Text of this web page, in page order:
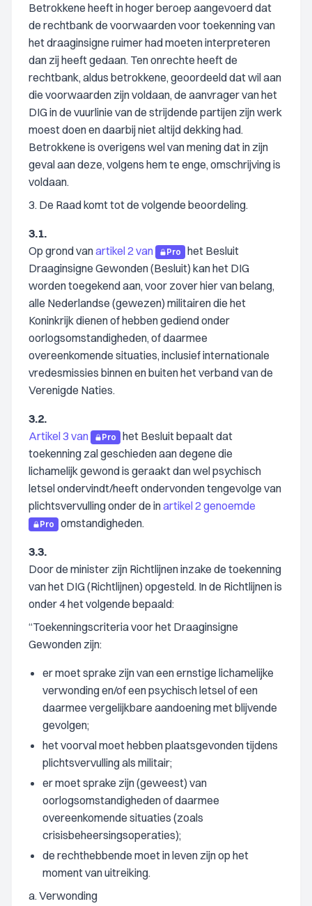
Betrokkene heeft in hoger beroep aangevoerd dat
de rechtbank de voorwaarden voor toekenning van
het draaginsigne ruimer had moeten interpreteren
dan zij heeft gedaan. Ten onrechte heeft de
rechtbank, aldus betrokkene, geoordeeld dat wil aan
die voorwaarden zijn voldaan, de aanvrager van het
DIG in de vuurlinie van de strijdende partijen zijn werk
moest doen en daarbij niet altijd dekking had.
Betrokkene is overigens wel van mening dat in zijn
geval aan deze, volgens hem te enge, omschrijving is
voldaan.
3. De Raad komt tot de volgende beoordeling.
3.1.
Op grond vanartikel 2 van Pro
het Besluit
Draaginsigne Gewonden (Besluit) kan het DIG
worden toegekend aan, voor zover hier van belang,
alle Nederlandse (gewezen) militairen die het
Koninkrijk dienen of hebben gediend onder
oorlogsomstandigheden, of daarmee
overeenkomende situaties, inclusief internationale
vredesmissies binnen en buiten het verband van de
Verenigde Naties.
3.2.
Artikel 3 van
Pro
het Besluit bepaalt dat
toekenning zal geschieden aan degene die
lichamelijk gewond is geraakt dan wel psychisch
letsel ondervindt/heeft ondervonden tengevolge van
plichtsvervulling onder de inartikel 2 genoemde
Pro omstandigheden.
3.3.
Door de minister zijn Richtlijnen inzake de toekenning
van het DIG (Richtlijnen) opgesteld. In de Richtlijnen is
onder 4 het volgende bepaald:
“Toekenningscriteria voor het Draaginsigne
Gewonden zijn:
er moet sprake zijn van een ernstige lichamelijke
verwonding en/of een psychisch letsel of een
daarmee vergelijkbare aandoening met blijvende
gevolgen;
het voorval moet hebben plaatsgevonden tijdens
plichtsvervulling als militair;
er moet sprake zijn (geweest) van
oorlogsomstandigheden of daarmee
overeenkomende situaties (zoals
crisisbeheersingsoperaties);
de rechthebbende moet in leven zijn op het
moment van uitreiking.
a. Verwonding